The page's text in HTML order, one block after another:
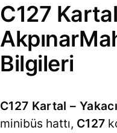
C127
Bilgileri
C127 Kartal –
minibüs hattı, C127